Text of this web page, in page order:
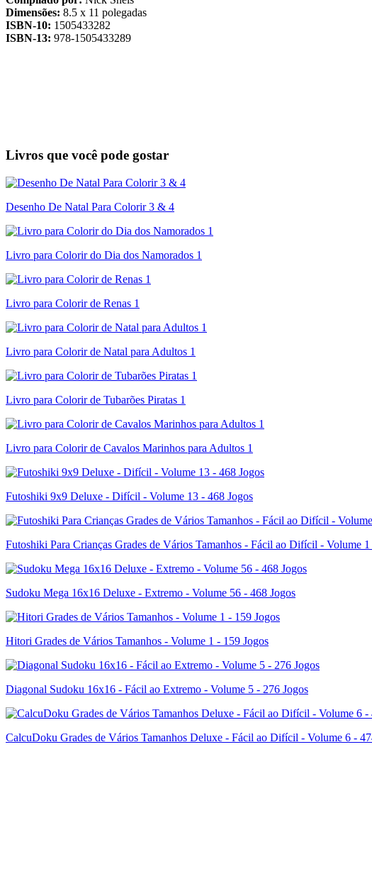
Dimensões: 8.5 x 11 polegadas
ISBN-10: 1505433282
ISBN-13: 978-1505433289
Livros que você pode gostar
Desenho De Natal Para Colorir 3 & 4
Livro para Colorir do Dia dos Namorados 1
Livro para Colorir de Renas 1
Livro para Colorir de Natal para Adultos 1
Livro para Colorir de Tubarões Piratas 1
Livro para Colorir de Cavalos Marinhos para Adultos 1
Futoshiki 9x9 Deluxe - Difícil - Volume 13 - 468 Jogos
Futoshiki Para Crianças Grades de Vários Tamanhos - Fácil ao Difícil - Volume 1
Sudoku Mega 16x16 Deluxe - Extremo - Volume 56 - 468 Jogos
Hitori Grades de Vários Tamanhos - Volume 1 - 159 Jogos
Diagonal Sudoku 16x16 - Fácil ao Extremo - Volume 5 - 276 Jogos
CalcuDoku Grades de Vários Tamanhos Deluxe - Fácil ao Difícil - Volume 6 -